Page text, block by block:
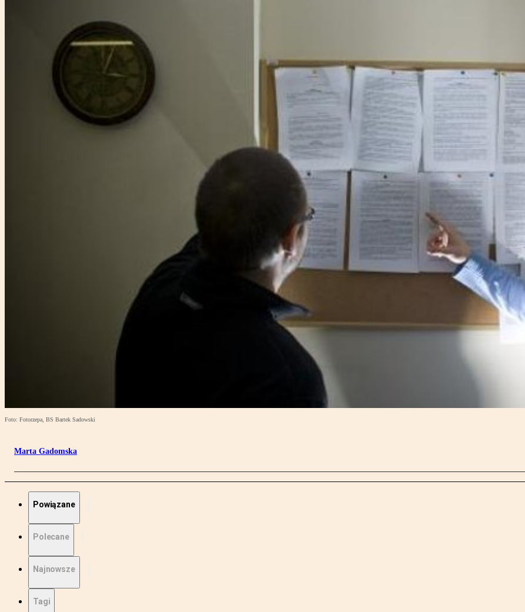
Foto: Fotorzepa, BS Bartek Sadowski
Marta Gadomska
Powiązane
Polecane
Najnowsze
Tagi